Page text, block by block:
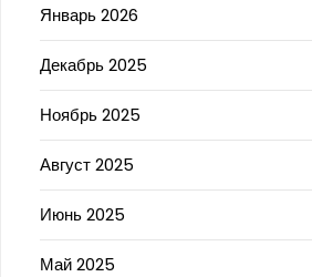
Январь 2026
Декабрь 2025
Ноябрь 2025
Август 2025
Июнь 2025
Май 2025